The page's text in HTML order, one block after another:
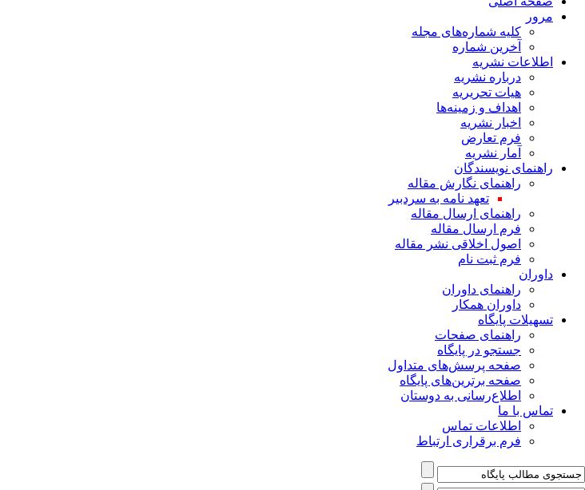
مرور
کلیه شماره‌های مجله
آخرین شماره
اطلاعات نشریه
درباره نشریه
هیات تحریریه
اهداف و زمینه‌ها
اخبار نشریه
فرم تعارض
آمار نشریه
راهنمای نویسندگان
راهنمای نگارش مقاله
تعهد نامه به سردبیر
راهنمای ارسال مقاله
فرم ارسال مقاله
اصول اخلاقی نشر مقاله
فرم ثبت نام
داوران
راهنمای داوران
داوران همکار
تسهیلات پایگاه
راهنمای صفحات
جستجو در پایگاه
صفحه پرسش‌های متداول
صفحه برترین‌های پایگاه
اطلاع‌رسانی به دوستان
تماس با ما
اطلاعات تماس
فرم برقراری ارتباط